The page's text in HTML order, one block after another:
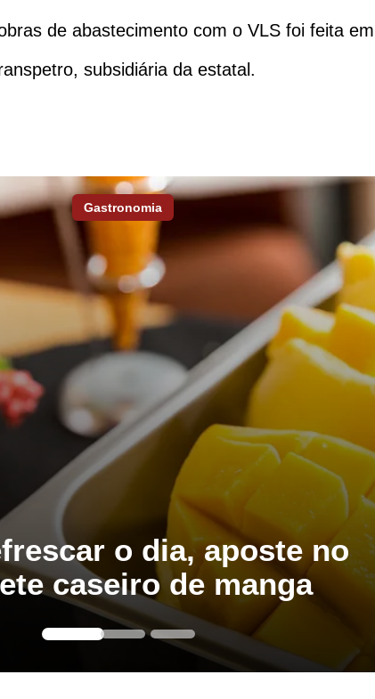
de abastecimento com o VLS foi feita
subsidiária da estatal.
Gastronomia
o dia, aposte no
caseiro de manga